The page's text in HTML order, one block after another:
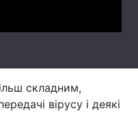
складним,
вірусу і деякі